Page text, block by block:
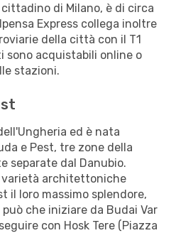
di Milano, è di circa
Express collega inoltre
della città con il T1
sono acquistabili online o
stazioni.
ed è nata
e Pest, tre zone della
separate dal Danubio.
architettoniche
il loro massimo splendore,
che iniziare da Budai Var
con Hosk Tere (Piazza